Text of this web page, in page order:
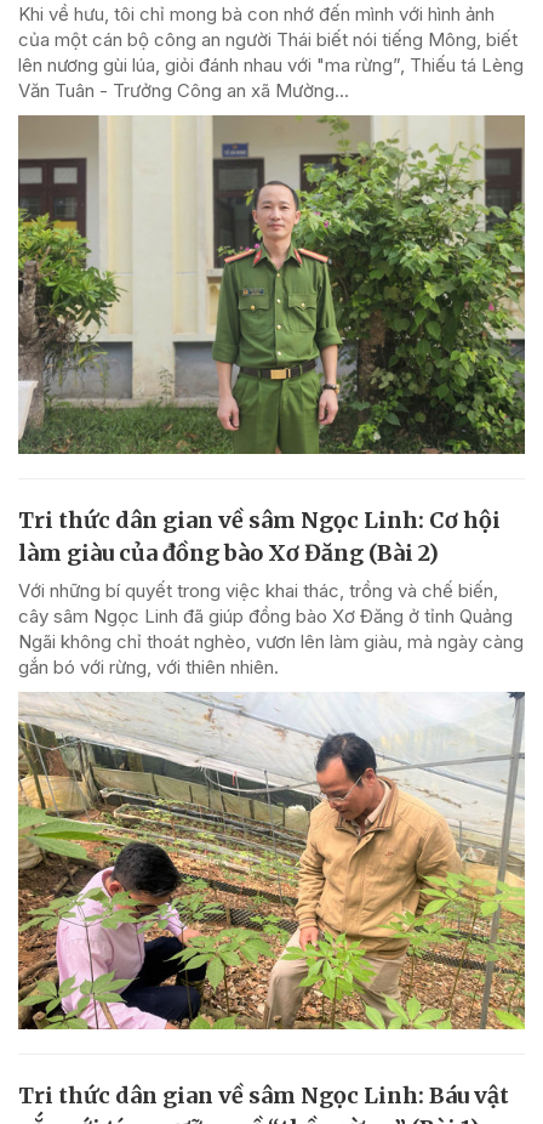
Khi về hưu, tôi chỉ mong bà con nhớ đến mình với hình ảnh
của một cán bộ công an người Thái biết nói tiếng Mông, biết
lên nương gùi lúa, giỏi đánh nhau với "ma rừng”, Thiếu tá Lèng
Văn Tuân - Trưởng Công an xã Mường...
Tri thức dân gian về sâm Ngọc Linh: Cơ hội
làm giàu của đồng bào Xơ Đăng (Bài 2)
Với những bí quyết trong việc khai thác, trồng và chế biến,
cây sâm Ngọc Linh đã giúp đồng bào Xơ Đăng ở tỉnh Quảng
Ngãi không chỉ thoát nghèo, vươn lên làm giàu, mà ngày càng
gắn bó với rừng, với thiên nhiên.
Tri thức dân gian về sâm Ngọc Linh: Báu vật